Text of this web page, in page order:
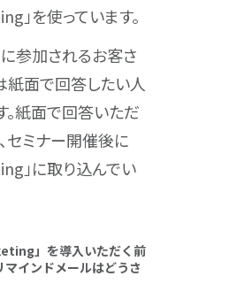
」を使っています。
参加されるお客さ
紙面で回答したい人
。紙面で回答いただ
セミナー開催後に
」に取り込んでい
」を導入いただく前
インドメールはどうさ